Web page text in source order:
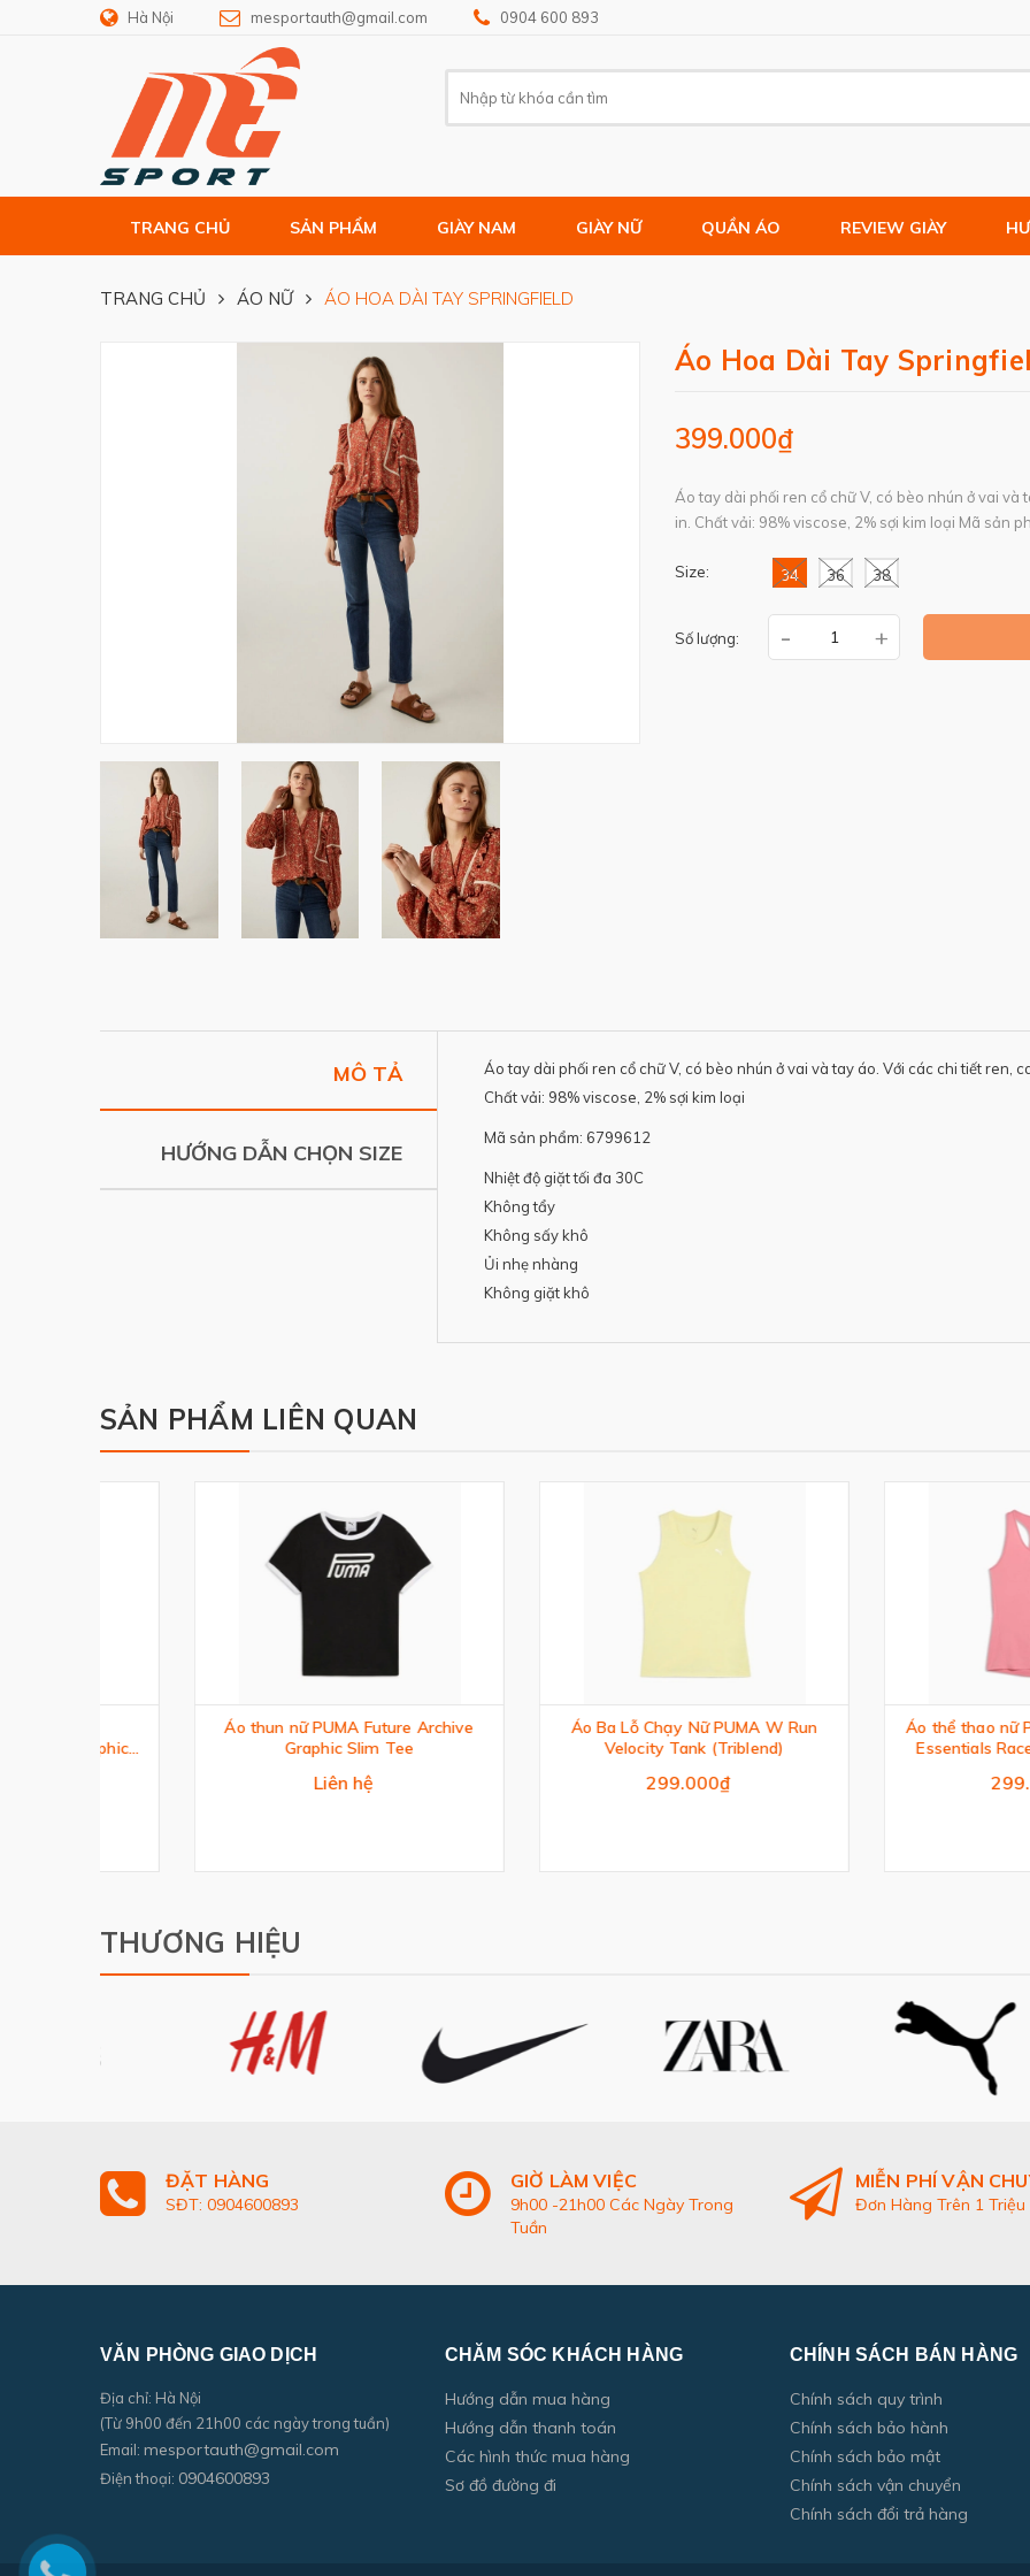
Hà Nội mesportauth@gmail.com 0904 600 893
TRANG CHỦ SẢN PHẨM GIÀY NAM GIÀY NỮ QUẦN ÁO REVIEW GIÀY
TRANG CHỦ ÁO NỮ ÁO HOA DÀI TAY SPRINGFIELD
Áo Hoa Dài Tay
399.000₫
Áo tay dài phối ren cổ chữ V, có bèo nhún ở vai
in. Chất vải: 98% viscose, 2% sợi kim loại Mã sản
Size: 34 36 38
Số lượng: - +
MÔ TẢ
HƯỚNG DẪN CHỌN SIZE
Áo tay dài phối ren cổ chữ V, có bèo nhún ở vai và tay áo. Với các chi tiết ren,
Chất vải: 98% viscose, 2% sợi kim loại
Mã sản phẩm: 6799612
Nhiệt độ giặt tối đa 30C
Không tẩy
Không sấy khô
Ủi nhẹ nhàng
Không giặt khô
SẢN PHẨM LIÊN QUAN
Áo thun nữ PUMA Future Archive
Graphic Slim Tee
Áo Ba Lỗ Chạy Nữ PUMA W Run
Velocity Tank (Triblend)
Áo thể thao nữ PUMA Train
Essentials Racerback
THƯƠNG HIỆU
ĐẶT HÀNG
SĐT: 0904600893
GIỜ LÀM VIỆC
9h00 -21h00 Các Ngày Trong
Tuần
MIỄN PHÍ VẬN
Đơn Hàng Trên 1 Triệu
VĂN PHÒNG GIAO DỊCH
Địa chỉ: Hà Nội
(Từ 9h00 đến 21h00 các ngày trong tuần)
Email: mesportauth@gmail.com
Điện thoại: 0904600893
CHĂM SÓC KHÁCH HÀNG
Hướng dẫn mua hàng
Hướng dẫn thanh toán
Các hình thức mua hàng
Sơ đồ đường đi
CHÍNH SÁCH BÁN HÀNG
Chính sách quy trình
Chính sách bảo hành
Chính sách bảo mật
Chính sách vận chuyển
Chính sách đổi trả hàng